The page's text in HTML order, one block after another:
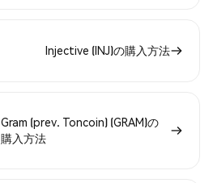
Injective (INJ)の購入方法
Gram (prev. Toncoin) (GRAM)の
購入方法